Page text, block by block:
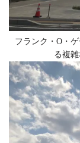
フランク・O・
る複